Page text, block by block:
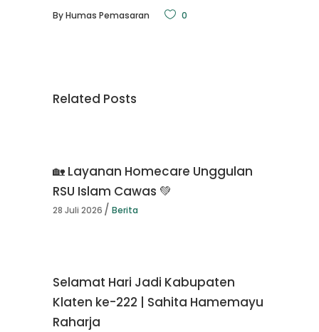
ByHumas Pemasaran 0
Related Posts
🏡 Layanan Homecare Unggulan
RSU Islam Cawas 💚
28 Juli 2026 Berita
Selamat Hari Jadi Kabupaten
Klaten ke-222 | Sahita Hamemayu
Raharja